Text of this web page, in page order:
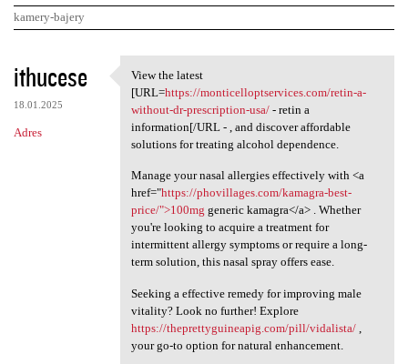
kamery-bajery
K
o
m
e
ithucese
18.01.2025
Adres
View the latest [URL=https:/
View the latest
[URL=https://monticelloptservices.com/retin-a-
without-dr-prescription-usa/- retin a
information[/URL - , and discover affordable
solutions for treating alcohol dependence.
Manage your nasal allergies effectively with <a
href="https://phovillages.com/kamagra-best-
price/">100mg generic kamagra</a> . Whether
you're looking to acquire a treatment for
intermittent allergy symptoms or require a long-
term solution, this nasal spray offers ease.
Seeking a effective remedy for improving male
vitality? Look no further! Explore
https://theprettyguineapig.com/pill/vidalista/,
your go-to option for natural enhancement.